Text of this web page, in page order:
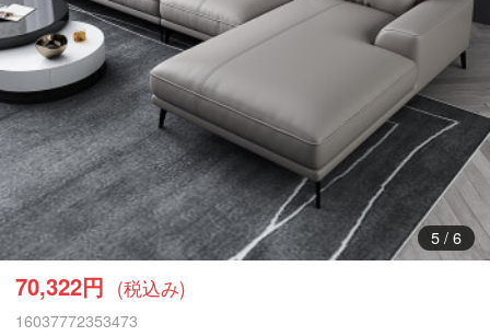
6/ 6
70,322円 (税込み)
16037772353473